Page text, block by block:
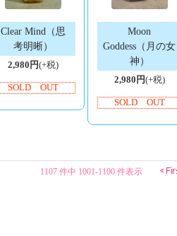
Clear Mind（思
考明晰）
2,980円(+税)
SOLD OUT
Moon
Goddess（月の女
神）
2,980円(+税)
SOLD OUT
1107 件中 1001-1100 件表示